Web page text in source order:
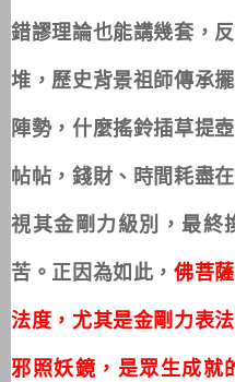
錯謬理論也能講幾套，
堆，歷史背景祖師傳承
陣勢，什麼搖鈴插草提
帖帖，錢財、時間耗盡
視其金剛力級別，最終
苦。正因為如此，佛菩
法度，尤其是金剛力表
邪照妖鏡，是眾生成就